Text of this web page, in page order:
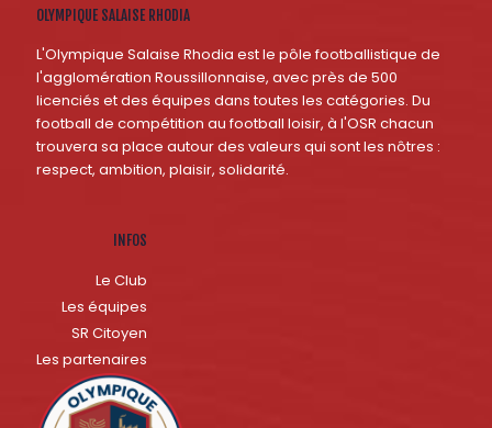
OLYMPIQUE SALAISE RHODIA
L'Olympique Salaise Rhodia est le pôle footballistique de
l'agglomération Roussillonnaise, avec près de 500
licenciés et des équipes dans toutes les catégories. Du
football de compétition au football loisir, à l'OSR chacun
trouvera sa place autour des valeurs qui sont les nôtres :
respect, ambition, plaisir, solidarité.
INFOS
Le Club
Les équipes
SR Citoyen
Les partenaires